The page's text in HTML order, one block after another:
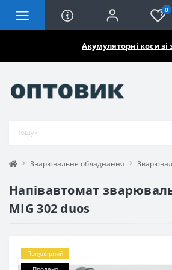
Акумуляторні коси
0
Зварювальне обладнання
Напівавтомат
MIG 302 duos
Популярний